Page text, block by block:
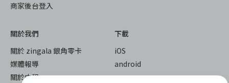
商家後台登入
關於我們
關於 zingala 銀角零卡
媒體報導
關於中租
下載
iOS
android